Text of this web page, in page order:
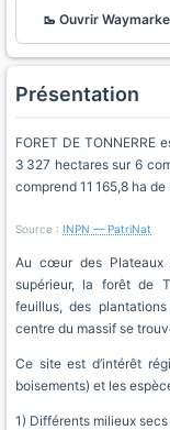
🥾 Ouvrir
Présentation
FORET DE
3 327 hectares sur 6
comprend 11 165,8 ha
Source : INPN — PatriNat
Au cœur des Plateaux
supérieur, la forêt de
feuillus, des
centre du massif se
Ce site est d’intérêt
boisements) et les
1) Différents milieux